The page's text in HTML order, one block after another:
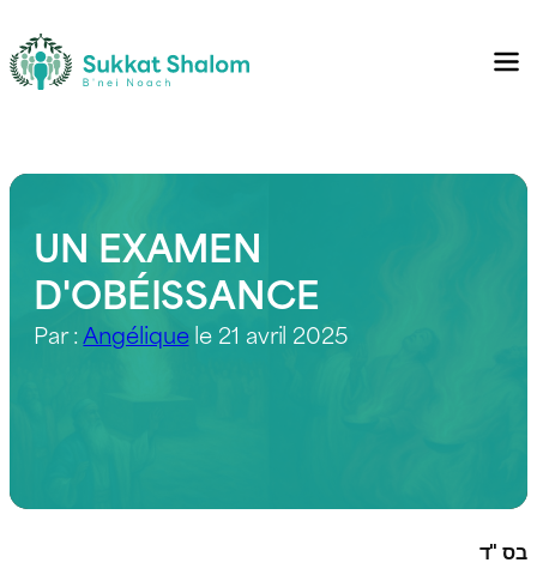
UN EXAMEN
D'OBÉISSANCE
Par : Angéliquele 21 avril 2025
בס "ד